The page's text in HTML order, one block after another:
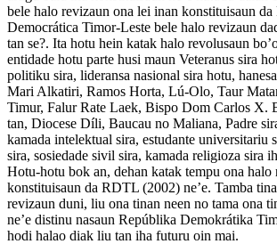
bele halo revizaun ona lei inan konstituisaun da
Democrática Timor-Leste bele halo revizaun
tan se?. Ita hotu hein katak halo revolusaun
entidade hotu parte husi maun Veteranus sira
politiku sira, lideransa nasional sira hotu,
Mari Alkatiri, Ramos Horta, Lú-Olo, Taur
Timur, Falur Rate Laek, Bispo Dom Carlos X.
tan, Diocese Díli, Baucau no Maliana, Padre
kamada intelektual sira, estudante universitariu
sira, sosiedade sivil sira, kamada religioza sira
Hotu-hotu bok an, dehan katak tempu ona
konstituisaun da RDTL (2002) ne’e. Tamba
revizaun duni, liu ona tinan neen no tama ona
ne’e distinu nasaun Repúblika Demokrátika
hodi halao diak liu tan iha futuru oin mai.